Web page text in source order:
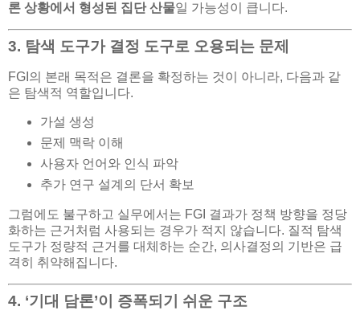
론 상황에서 형성된 집단 산물일 가능성이 큽니다.
3. 탐색 도구가 결정 도구로 오용되는 문제
FGI의 본래 목적은 결론을 확정하는 것이 아니라, 다음과 같
은 탐색적 역할입니다.
가설 생성
문제 맥락 이해
사용자 언어와 인식 파악
추가 연구 설계의 단서 확보
그럼에도 불구하고 실무에서는 FGI 결과가 정책 방향을 정당
화하는 근거처럼 사용되는 경우가 적지 않습니다. 질적 탐색
도구가 정량적 근거를 대체하는 순간, 의사결정의 기반은 급
격히 취약해집니다.
4. ‘기대 담론’이 증폭되기 쉬운 구조